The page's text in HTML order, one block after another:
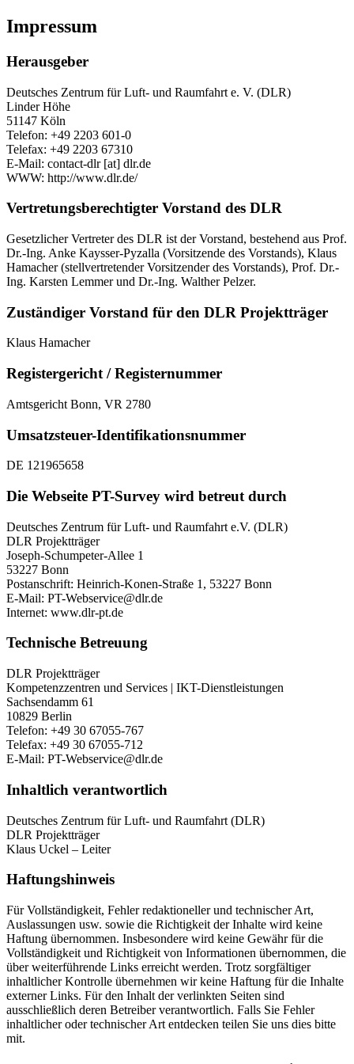
Impressum
Herausgeber
Deutsches Zentrum für Luft- und Raumfahrt e. V. (DLR)
Linder Höhe
51147 Köln
Telefon: +49 2203 601-0
Telefax: +49 2203 67310
E-Mail: contact-dlr [at] dlr.de
WWW: http://www.dlr.de/
Vertretungsberechtigter Vorstand des DLR
Gesetzlicher Vertreter des DLR ist der Vorstand, bestehend aus Prof.
Dr.-Ing. Anke Kaysser-Pyzalla (Vorsitzende des Vorstands), Klaus
Hamacher (stellvertretender Vorsitzender des Vorstands), Prof. Dr.-
Ing. Karsten Lemmer und Dr.-Ing. Walther Pelzer.
Zuständiger Vorstand für den DLR Projektträger
Klaus Hamacher
Registergericht / Registernummer
Amtsgericht Bonn, VR 2780
Umsatzsteuer-Identifikationsnummer
DE 121965658
Die Webseite PT-Survey wird betreut durch
Deutsches Zentrum für Luft- und Raumfahrt e.V. (DLR)
DLR Projektträger
Joseph-Schumpeter-Allee 1
53227 Bonn
Postanschrift: Heinrich-Konen-Straße 1, 53227 Bonn
E-Mail: PT-Webservice@dlr.de
Internet: www.dlr-pt.de
Technische Betreuung
DLR Projektträger
Kompetenzzentren und Services | IKT-Dienstleistungen
Sachsendamm 61
10829 Berlin
Telefon: +49 30 67055-767
Telefax: +49 30 67055-712
E-Mail: PT-Webservice@dlr.de
Inhaltlich verantwortlich
Deutsches Zentrum für Luft- und Raumfahrt (DLR)
DLR Projektträger
Klaus Uckel – Leiter
Haftungshinweis
Für Vollständigkeit, Fehler redaktioneller und technischer Art,
Auslassungen usw. sowie die Richtigkeit der Inhalte wird keine
Haftung übernommen. Insbesondere wird keine Gewähr für die
Vollständigkeit und Richtigkeit von Informationen übernommen, die
über weiterführende Links erreicht werden. Trotz sorgfältiger
inhaltlicher Kontrolle übernehmen wir keine Haftung für die Inhalte
externer Links. Für den Inhalt der verlinkten Seiten sind
ausschließlich deren Betreiber verantwortlich. Falls Sie Fehler
inhaltlicher oder technischer Art entdecken teilen Sie uns dies bitte
mit.